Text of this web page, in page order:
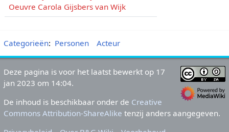
Oeuvre Carola Gijsbers van Wijk
Categorieën: Personen Acteur
Deze pagina is voor het laatst bewerkt op 17
jan 2023 om 14:04.
De inhoud is beschikbaar onder de Creative
Commons Attribution-ShareAlike tenzij anders aangegeven.